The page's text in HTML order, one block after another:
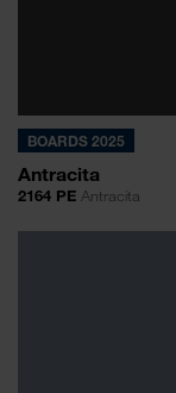
BOARDS 2025
Antracita
2164 PE Antracita